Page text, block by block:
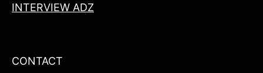
INTERVIEW ADZ
CONTACT